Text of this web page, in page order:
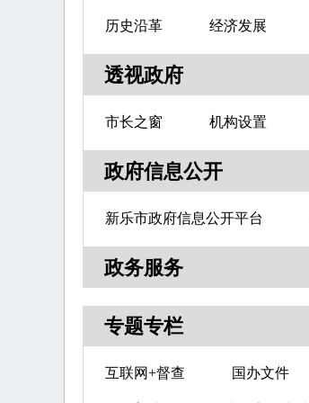
历史沿革 经济发展
透视政府
市长之窗 机构设置
政府信息公开
新乐市政府信息公开平台
政务服务
专题专栏
互联网+督查 国办文件